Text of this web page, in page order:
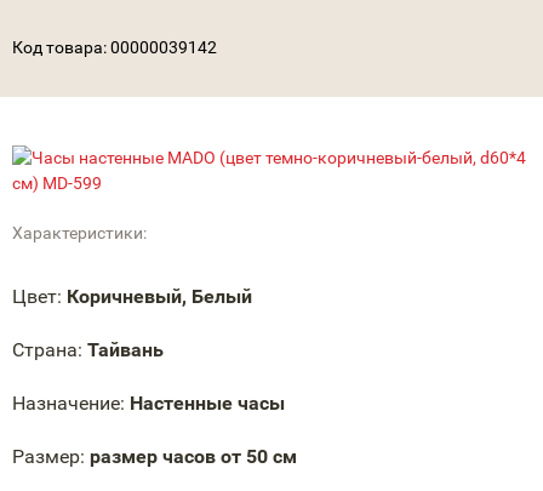
Код товара:00000039142
Характеристики:
Цвет: Коричневый, Белый
Страна: Тайвань
Назначение: Настенные часы
Размер: размер часов от 50 см